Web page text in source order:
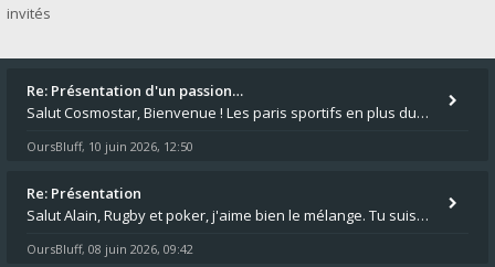
invités
Re: Présentation d'un passion…
Salut Cosmostar, Bienvenue ! Les paris sportifs en plus du poker, c'est ce que je fais aussi. Surtout la NBA, je mise su
OursBluff, 10 juin 2026, 12:50
Re: Présentation
Salut Alain, Rugby et poker, j'aime bien le mélange. Tu suis le rugby du coin ? Moi j'essaie d'aller voir des matchs de
OursBluff, 08 juin 2026, 09:42